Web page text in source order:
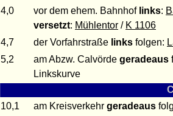
4,0
vor dem ehem. Bahnhof links:
versetzt: Mühlentor / K 1106
4,7
der Vorfahrstraße links folgen:
5,2
am Abzw. Calvörde geradeaus
Linkskurve
10,1
am Kreisverkehr geradeaus